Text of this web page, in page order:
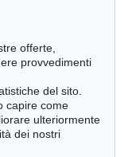
offerte,
provvedimenti
del sito.
capire come
ulteriormente
dei nostri